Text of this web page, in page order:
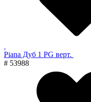
Piana Дуб 1 PG верт.
# 53988